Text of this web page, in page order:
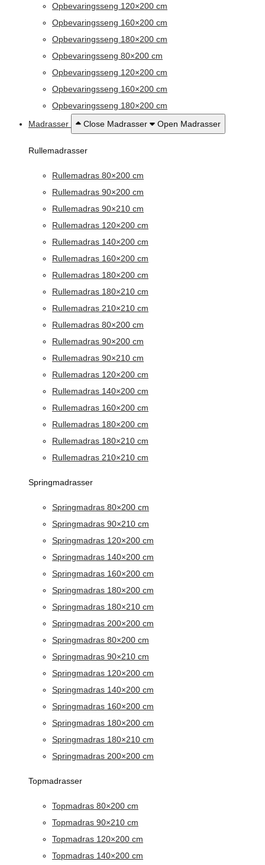
Opbevaringsseng 120×200 cm
Opbevaringsseng 160×200 cm
Opbevaringsseng 180×200 cm
Opbevaringsseng 80×200 cm
Opbevaringsseng 120×200 cm
Opbevaringsseng 160×200 cm
Opbevaringsseng 180×200 cm
Madrasser
Close Madrasser Open Madrasser
Rullemadrasser
Rullemadras 80×200 cm
Rullemadras 90×200 cm
Rullemadras 90×210 cm
Rullemadras 120×200 cm
Rullemadras 140×200 cm
Rullemadras 160×200 cm
Rullemadras 180×200 cm
Rullemadras 180×210 cm
Rullemadras 210×210 cm
Rullemadras 80×200 cm
Rullemadras 90×200 cm
Rullemadras 90×210 cm
Rullemadras 120×200 cm
Rullemadras 140×200 cm
Rullemadras 160×200 cm
Rullemadras 180×200 cm
Rullemadras 180×210 cm
Rullemadras 210×210 cm
Springmadrasser
Springmadras 80×200 cm
Springmadras 90×210 cm
Springmadras 120×200 cm
Springmadras 140×200 cm
Springmadras 160×200 cm
Springmadras 180×200 cm
Springmadras 180×210 cm
Springmadras 200×200 cm
Springmadras 80×200 cm
Springmadras 90×210 cm
Springmadras 120×200 cm
Springmadras 140×200 cm
Springmadras 160×200 cm
Springmadras 180×200 cm
Springmadras 180×210 cm
Springmadras 200×200 cm
Topmadrasser
Topmadras 80×200 cm
Topmadras 90×210 cm
Topmadras 120×200 cm
Topmadras 140×200 cm